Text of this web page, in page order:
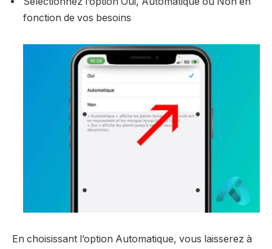
fonction de vos besoins
En choisissant l’option Automatique, vous laisserez à